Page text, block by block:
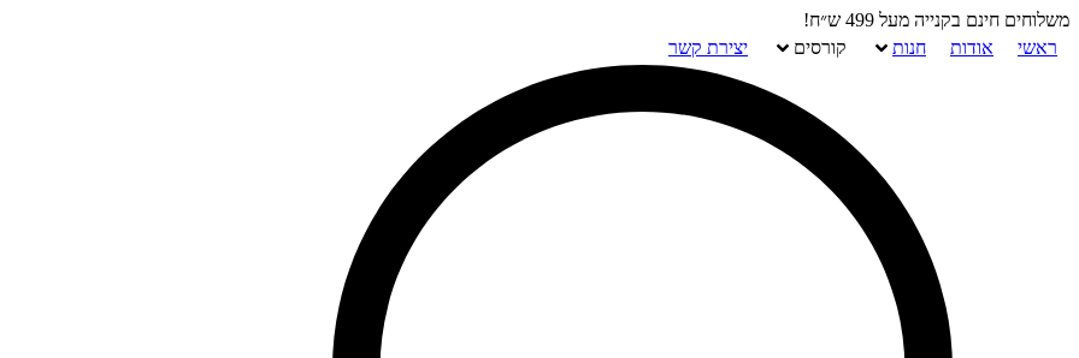
דלג
לתוכן
משלוחים חינם בקנייה מעל 499 ש״ח!
ראשי
אודות חנות קורסים יצירת קשר